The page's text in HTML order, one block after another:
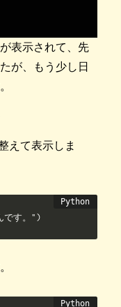
表示されて、先
が、もう少し日
えて表示しま
です。")